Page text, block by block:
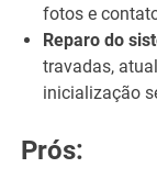
fotos e
Reparo do
travadas,
inicialização
Prós: